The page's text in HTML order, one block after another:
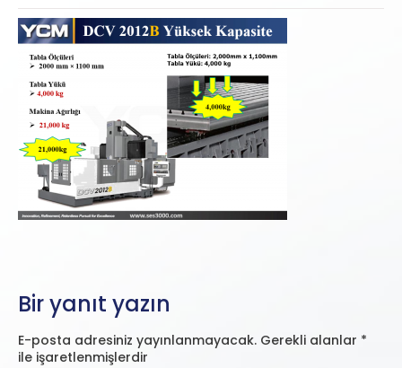
Bir yanıt yazın
E-posta adresiniz yayınlanmayacak. Gerekli alanlar *
ile işaretlenmişlerdir